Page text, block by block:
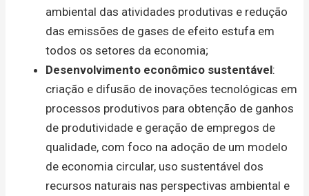
ambiental das atividades produtivas e redução
das emissões de gases de efeito estufa em
todos os setores da economia;
Desenvolvimento econômico sustentável:
criação e difusão de inovações tecnológicas em
processos produtivos para obtenção de ganhos
de produtividade e geração de empregos de
qualidade, com foco na adoção de um modelo
de economia circular, uso sustentável dos
recursos naturais nas perspectivas ambiental e